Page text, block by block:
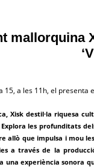
mallorquina
a les 11h, el presenta
Xisk destil·la riquesa
les profunditats
allò que impulsa i mou
a través de la
una experiència sonora